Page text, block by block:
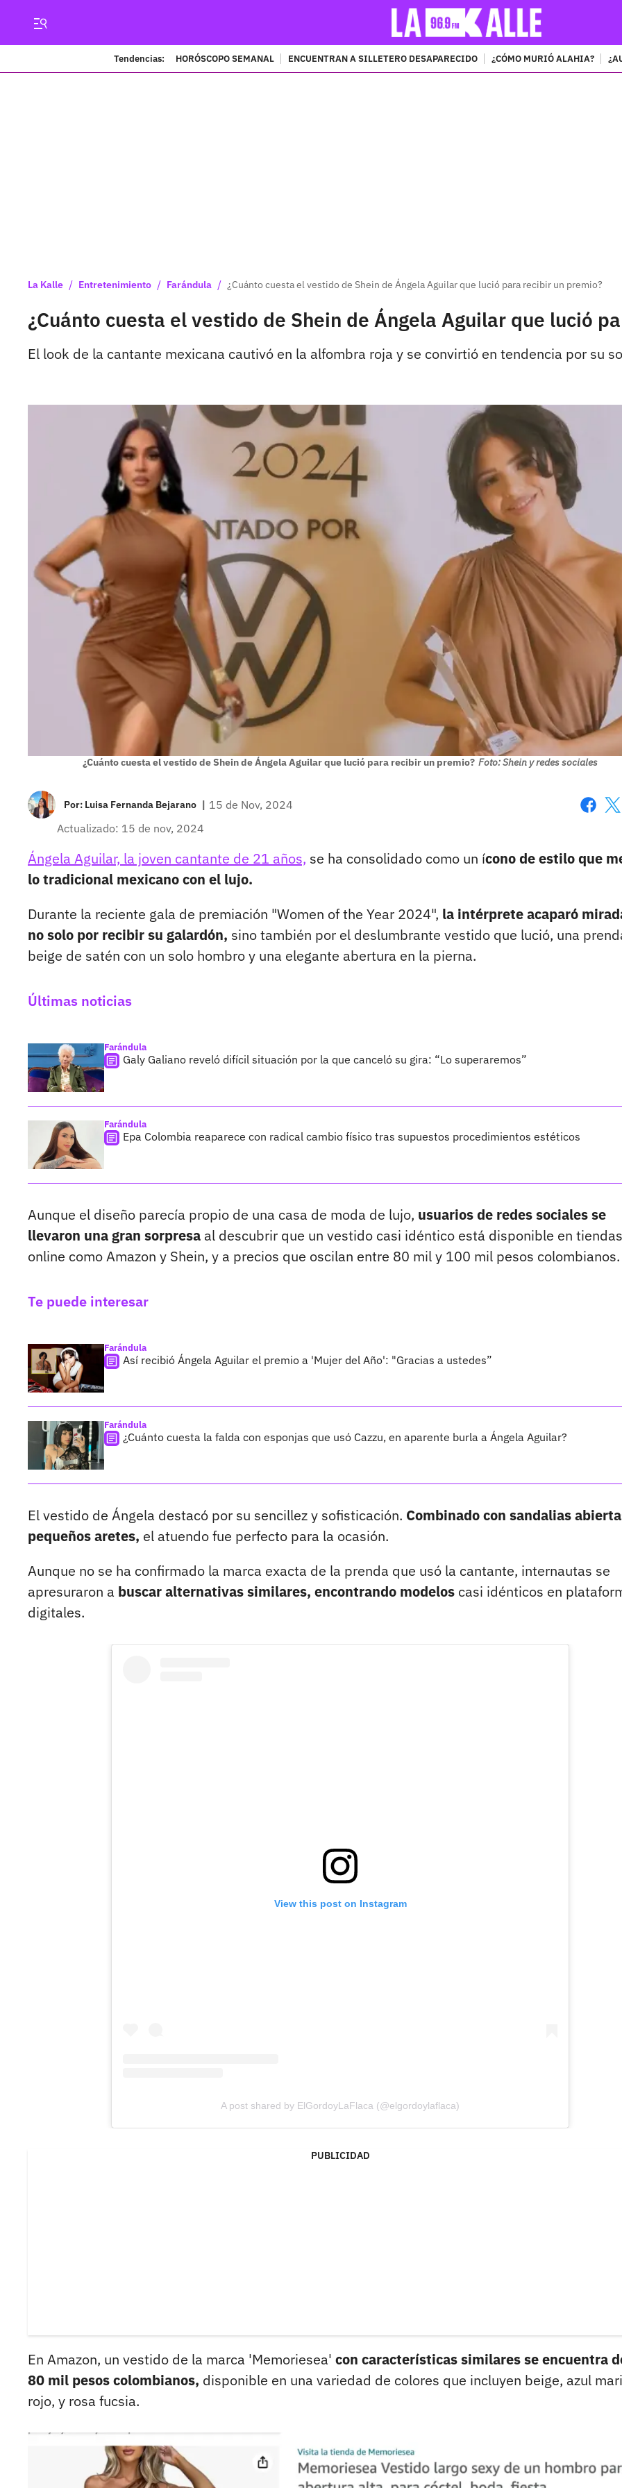
Tendencias: HORÓSCOPO SEMANAL ENCUENTRAN A SILLETERO DESAPARECIDO ¿CÓMO MURIÓ ALAHIA?
La Kalle / Entretenimiento / Farándula / ¿Cuánto cuesta el vestido de Shein de Ángela Aguilar que lució para recibir un premio?
¿Cuánto cuesta el vestido de Shein de Ángela Aguilar que lució
El look de la cantante mexicana cautivó en la alfombra roja y se convirtió en tendencia por su
¿Cuánto cuesta el vestido de Shein de Ángela Aguilar que lució para recibir un premio? Foto: Shein y redes sociales
Por: Luisa Fernanda Bejarano | 15 de Nov, 2024
Actualizado: 15 de nov, 2024
Ángela Aguilar, la joven cantante de 21 años, se ha consolidado como un ícono de estilo que
lo tradicional mexicano con el lujo.
Durante la reciente gala de premiación "Women of the Year 2024", la intérprete acaparó
no solo por recibir su galardón, sino también por el deslumbrante vestido que lució, una
beige de satén con un solo hombro y una elegante abertura en la pierna.
Últimas noticias
Farándula
Galy Galiano reveló difícil situación por la que canceló su gira: “Lo superaremos”
Farándula
Epa Colombia reaparece con radical cambio físico tras supuestos procedimientos estéticos
Aunque el diseño parecía propio de una casa de moda de lujo, usuarios de redes sociales se
llevaron una gran sorpresa al descubrir que un vestido casi idéntico está disponible en tiendas
online como Amazon y Shein, y a precios que oscilan entre 80 mil y 100 mil pesos colombianos.
Te puede interesar
Farándula
Así recibió Ángela Aguilar el premio a 'Mujer del Año': "Gracias a ustedes”
Farándula
¿Cuánto cuesta la falda con esponjas que usó Cazzu, en aparente burla a Ángela Aguilar?
El vestido de Ángela destacó por su sencillez y sofisticación. Combinado con sandalias
pequeños aretes, el atuendo fue perfecto para la ocasión.
Aunque no se ha confirmado la marca exacta de la prenda que usó la cantante, internautas se
apresuraron a buscar alternativas similares, encontrando modelos casi idénticos en
digitales.
View this post on Instagram
A post shared by ElGordoyLaFlaca (@elgordoylaflaca)
PUBLICIDAD
En Amazon, un vestido de la marca 'Memoriesea' con características similares se encuentra
80 mil pesos colombianos, disponible en una variedad de colores que incluyen beige, azul
rojo, y rosa fucsia.